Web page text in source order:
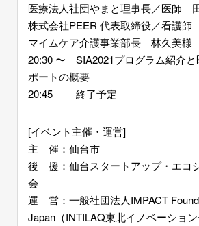
医療法人社団やまと理事長／医師
株式会社PEER 代表取締役／看護
マイムケア介護事業部長 林久美様
20:30 〜 SIA2021プログラム紹介と
ポートの概要
20:45 終了予定
[イベント主催・運営]
主 催：仙台市
後 援：仙台スタートアップ・エコ
会
運 営：一般社団法人IMPACT
Japan（INTILAQ東北イノベーション